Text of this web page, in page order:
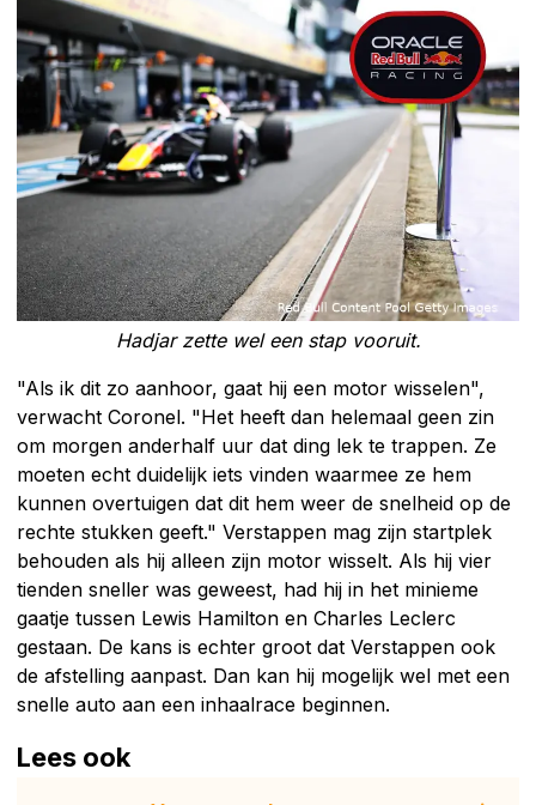
Hadjar zette wel een stap vooruit.
"Als ik dit zo aanhoor, gaat hij een motor wisselen",
verwacht Coronel. "Het heeft dan helemaal geen zin
om morgen anderhalf uur dat ding lek te trappen. Ze
moeten echt duidelijk iets vinden waarmee ze hem
kunnen overtuigen dat dit hem weer de snelheid op de
rechte stukken geeft." Verstappen mag zijn startplek
behouden als hij alleen zijn motor wisselt. Als hij vier
tienden sneller was geweest, had hij in het minieme
gaatje tussen Lewis Hamilton en Charles Leclerc
gestaan. De kans is echter groot dat Verstappen ook
de afstelling aanpast. Dan kan hij mogelijk wel met een
snelle auto aan een inhaalrace beginnen.
Lees ook